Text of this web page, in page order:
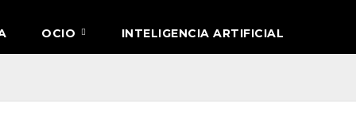
OCIO INTELIGENCIA ARTIFICIAL